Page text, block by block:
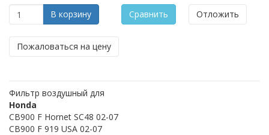
В корзину Сравнить Отложить
Пожаловаться на цену
Фильтр воздушный для
Honda
CB900 F Hornet SC48 02-07
CB900 F 919 USA 02-07